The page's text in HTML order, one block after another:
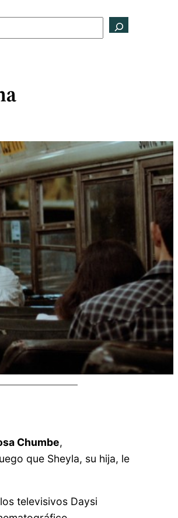
Chumbe,
que Sheyla, su hija, le
televisivos Daysi